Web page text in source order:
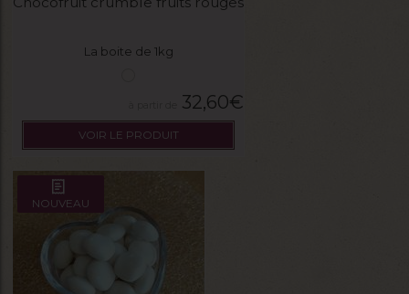
La boite de 1kg
32,60€
VOIR LE PRODUIT
NOUVEAU